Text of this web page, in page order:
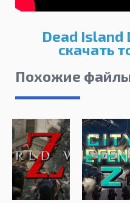
Dead
скачать
Похожие